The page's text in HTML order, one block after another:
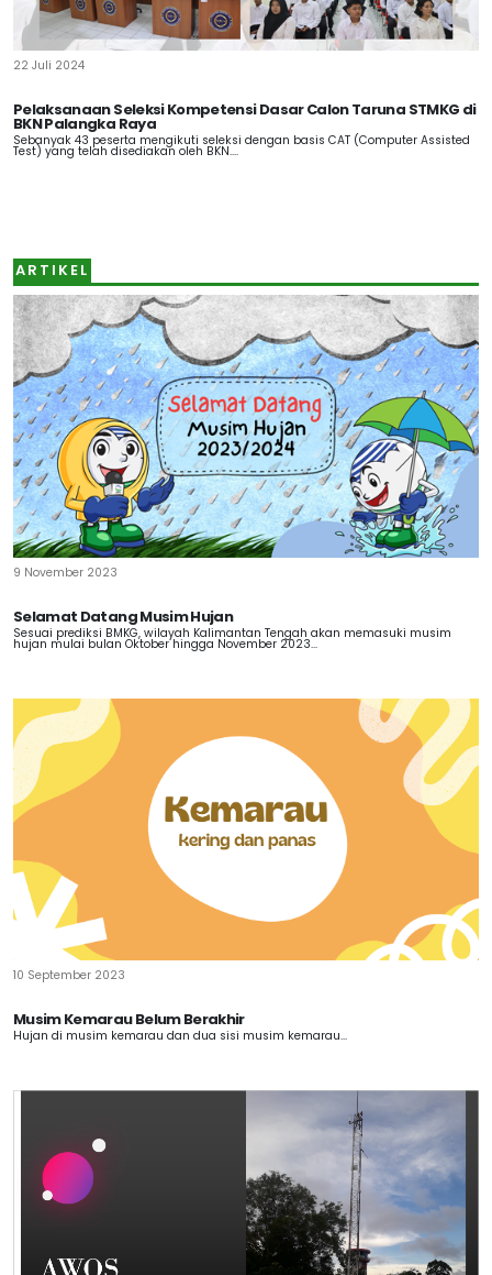
22 Juli 2024
Pelaksanaan Seleksi Kompetensi Dasar Calon Taruna STMKG di
BKN Palangka Raya
Sebanyak 43 peserta mengikuti seleksi dengan basis CAT (Computer Assisted
Test) yang telah disediakan oleh BKN....
ARTIKEL
9 November 2023
Selamat Datang Musim Hujan
Sesuai prediksi BMKG, wilayah Kalimantan Tengah akan memasuki musim
hujan mulai bulan Oktober hingga November 2023...
10 September 2023
Musim Kemarau Belum Berakhir
Hujan di musim kemarau dan dua sisi musim kemarau...